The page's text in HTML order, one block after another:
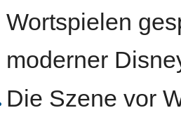
Wortspielen
moderner
Die Szene vor